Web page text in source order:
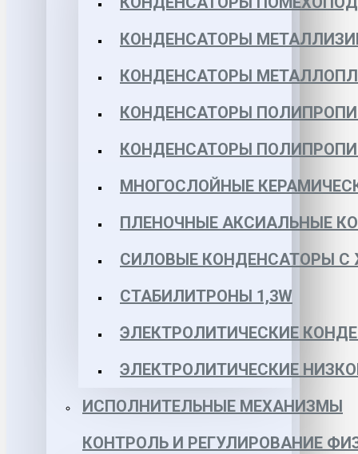
КОНДЕНСАТОРЫ
КОНДЕНСАТОРЫ
КОНДЕНСАТОРЫ
КОНДЕНСАТОРЫ
МНОГОСЛОЙНЫЕ
ПЛЕНОЧНЫЕ АКСИАЛЬНЫЕ
СИЛОВЫЕ КОНДЕНСАТОРЫ
СТАБИЛИТРОНЫ 1,3W
ЭЛЕКТРОЛИТИЧЕСКИЕ
ЭЛЕКТРОЛИТИЧЕСКИЕ
ИСПОЛНИТЕЛЬНЫЕ МЕХАНИЗМЫ
КОНТРОЛЬ И РЕГУЛИРОВАНИЕ